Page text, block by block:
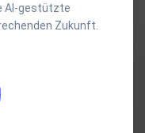
AI-gestützte
Zukunft.